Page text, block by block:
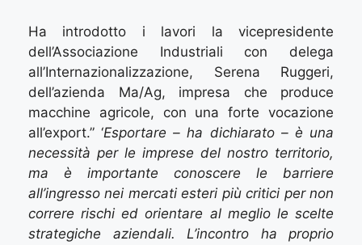
Ha introdotto i lavori la vicepresidente
dell’Associazione Industriali con delega
all’Internazionalizzazione, Serena Ruggeri,
dell’azienda Ma/Ag, impresa che produce
macchine agricole, con una forte vocazione
all’export.” ‘Esportare – ha dichiarato – è una
necessità per le imprese del nostro territorio,
ma è importante conoscere le barriere
all’ingresso nei mercati esteri più critici per non
correre rischi ed orientare al meglio le scelte
strategiche aziendali. L’incontro ha proprio